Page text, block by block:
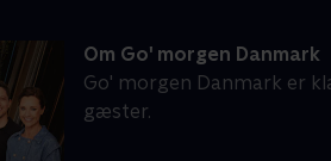
Om Go' morgen Danmark
Go' morgen Danmark er
gæster.